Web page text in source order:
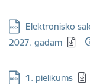
Lejupielādēt:
Elektronisko
2027. gadam
Lejupielādēt:
1. pielikums